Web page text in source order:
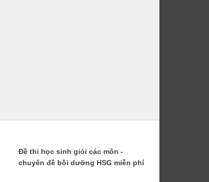
Đề thi học sinh giỏi các môn -
chuyên đề bồi dưỡng HSG miễn phí